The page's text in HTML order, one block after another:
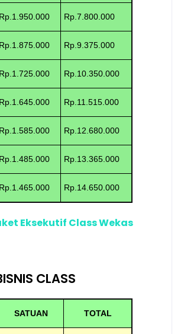
Rp.1.950.000 Rp.7.800.000
Rp.1.875.000 Rp.9.375.000
Rp.1.725.000 Rp.10.350.000
Rp.1.645.000 Rp.11.515.000
Rp.1.585.000 Rp.12.680.000
Rp.1.485.000 Rp.13.365.000
Rp.1.465.000 Rp.14.650.000
Eksekutif Class Wekas
CLASS
SATUAN TOTAL